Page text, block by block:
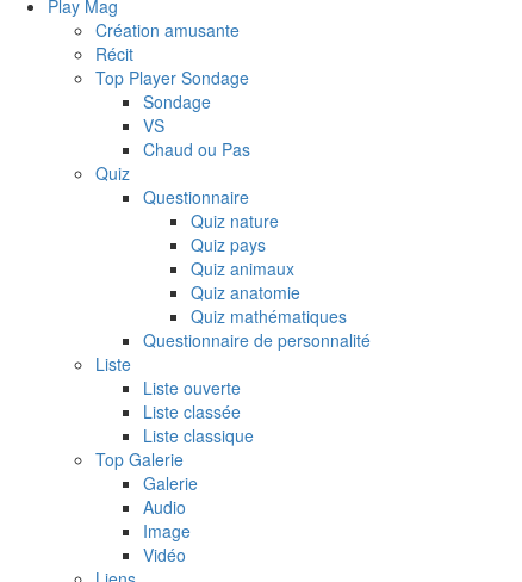
Play Mag
Création amusante
Récit
Top Player Sondage
Sondage
VS
Chaud ou Pas
Quiz
Questionnaire
Quiz nature
Quiz pays
Quiz animaux
Quiz anatomie
Quiz mathématiques
Questionnaire de personnalité
Liste
Liste ouverte
Liste classée
Liste classique
Top Galerie
Galerie
Audio
Image
Vidéo